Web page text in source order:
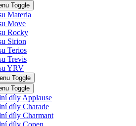
Toggle
Materia
Move
Rocky
Sirion
Terios
Trevis
YRV
Toggle
Toggle
díly Applause
díly Charade
díly Charmant
díly Copen